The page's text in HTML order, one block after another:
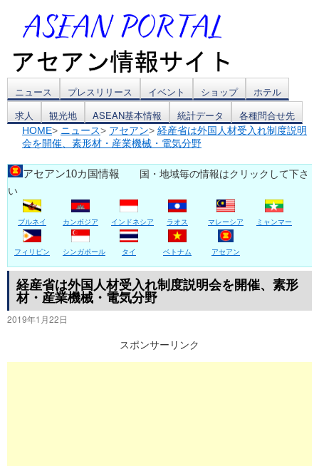
コ
ン
テ
ン
ツ
へ
ス
キ
ッ
ニュース プレスリリース イベント ショップ
ホテル
求人
観光地 ASEAN基本情報 統計データ 各種問合せ先
HOME> ニュース> アセアン> 経産省は外国人材受入れ制度説明
会を開催、素形材・産業機械・電気分野
アセアン10カ国情報 国・地域毎の情報はクリックして下さ
い
ブルネイ カンボジア インドネシア ラオス マレーシア ミャンマー
フィリピン シンガポール タイ ベトナム アセアン
経産省は外国人材受入れ制度説明会を開催、素形
材・産業機械・電気分野
2019年1月22日
スポンサーリンク